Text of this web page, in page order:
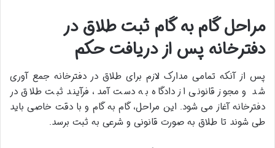
مراحل گام به گام ثبت طلاق در
دفترخانه پس از دریافت حکم
پس از آنکه تمامی مدارک لازم برای طلاق در دفترخانه جمع آوری
شد و مجوز قانونی از دادگاه به دست آمد، فرآیند ثبت طلاق در
دفترخانه آغاز می شود. این مراحل، گام به گام و با دقت خاصی باید
طی شوند تا طلاق به صورت قانونی و شرعی به ثبت برسد.